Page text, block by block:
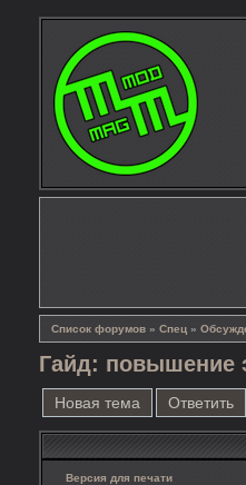
Список форумов » Спец »
Гайд: повышение
Новая тема Ответить
Версия для печати